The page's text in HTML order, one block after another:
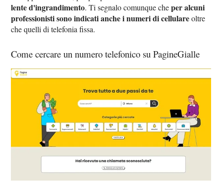
lente d'ingrandimento. Ti segnalo comunque cheper alcuni
professionisti sono indicati anche i numeri di cellulareoltre
che quelli di telefonia fissa.
Come cercare un numero telefonico su PagineGialle